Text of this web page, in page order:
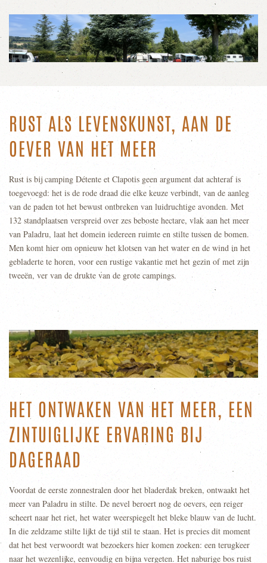
RUST ALS LEVENSKUNST, AAN DE
OEVER VAN HET MEER
Rust is bij camping Détente et Clapotis geen argument dat achteraf is
toegevoegd: het is de rode draad die elke keuze verbindt, van de aanleg
van de paden tot het bewust ontbreken van luidruchtige avonden. Met
132 standplaatsen verspreid over zes beboste hectare, vlak aan het meer
van Paladru, laat het domein iedereen ruimte en stilte tussen de bomen.
Men komt hier om opnieuw het klotsen van het water en de wind in het
gebladerte te horen, voor een rustige vakantie met het gezin of met zijn
tweeën, ver van de drukte van de grote campings.
HET ONTWAKEN VAN HET MEER, EEN
ZINTUIGLIJKE ERVARING BIJ
DAGERAAD
Voordat de eerste zonnestralen door het bladerdak breken, ontwaakt het
meer van Paladru in stilte. De nevel beroert nog de oevers, een reiger
scheert naar het riet, het water weerspiegelt het bleke blauw van de lucht.
In die zeldzame stilte lijkt de tijd stil te staan. Het is precies dit moment
dat het best verwoordt wat bezoekers hier komen zoeken: een terugkeer
naar het wezenlijke, eenvoudig en bijna vergeten. Het naburige bos ruist